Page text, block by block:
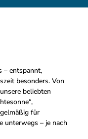
– entspannt,
besonders. Von
beliebten
für
unterwegs – je nach